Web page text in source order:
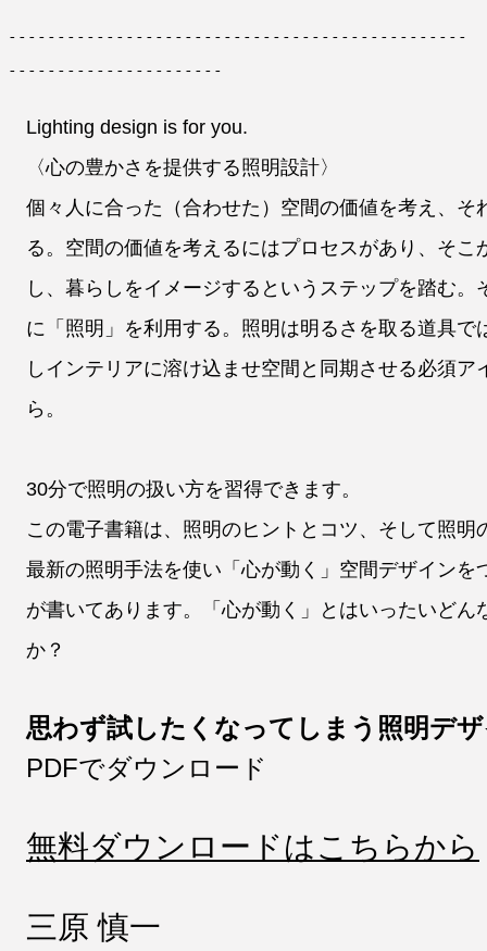
-----------------------------------------------
----------------------
Lighting design is for you.
〈心の豊かさを提供する照明設計〉
個々人に合った（合わせた）空間の価値を考え、そ
る。空間の価値を考えるにはプロセスがあり、そこ
し、暮らしをイメージするというステップを踏む。
に「照明」を利用する。照明は明るさを取る道具で
しインテリアに溶け込ませ空間と同期させる必須ア
ら。
30分で照明の扱い方を習得できます。
この電子書籍は、照明のヒントとコツ、そして照明
最新の照明手法を使い「心が動く」空間デザインを
が書いてあります。「心が動く」とはいったいどん
か？
思わず試したくなってしまう照明デ
PDFでダウンロード
無料ダウンロードはこちらから
三原 慎一